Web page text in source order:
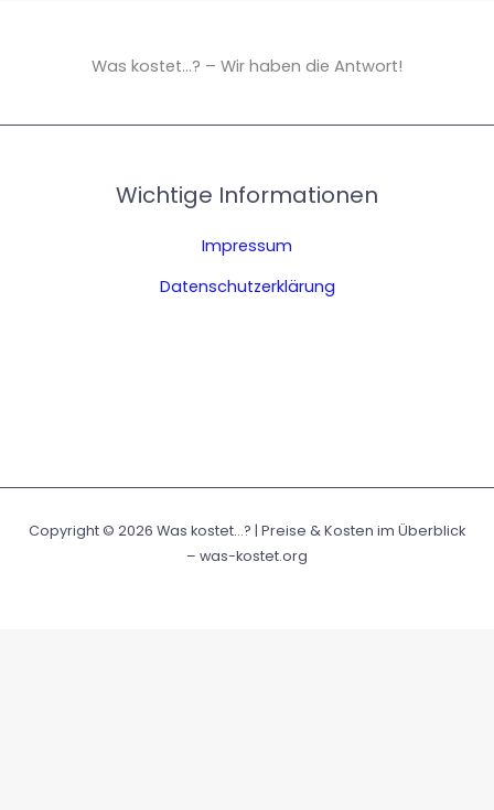
Was kostet...? – Wir haben die Antwort!
Wichtige Informationen
Impressum
Datenschutzerklärung
Copyright © 2026 Was kostet...? | Preise & Kosten im Überblick
– was-kostet.org